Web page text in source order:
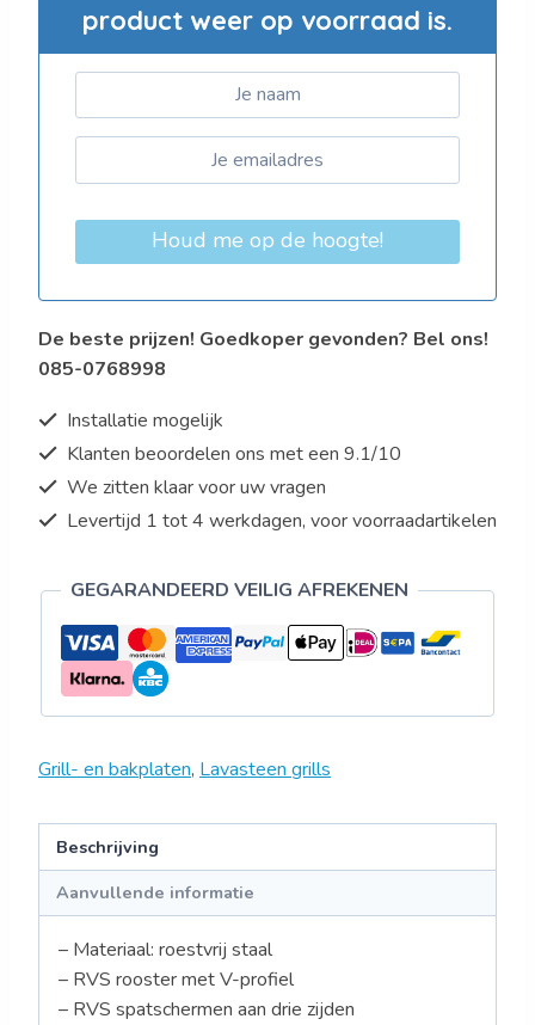
product weer op voorraad is.
Houd me op de hoogte!
De beste prijzen! Goedkoper gevonden? Bel ons!
085-0768998
Installatie mogelijk
Klanten beoordelen ons met een 9.1/10
We zitten klaar voor uw vragen
Levertijd 1 tot 4 werkdagen, voor voorraadartikelen
GEGARANDEERD VEILIG AFREKENEN
Grill- en bakplaten, Lavasteen grills
Beschrijving
Aanvullende informatie
– Materiaal: roestvrij staal
– RVS rooster met V-profiel
– RVS spatschermen aan drie zijden